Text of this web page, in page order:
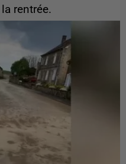
rentrée.